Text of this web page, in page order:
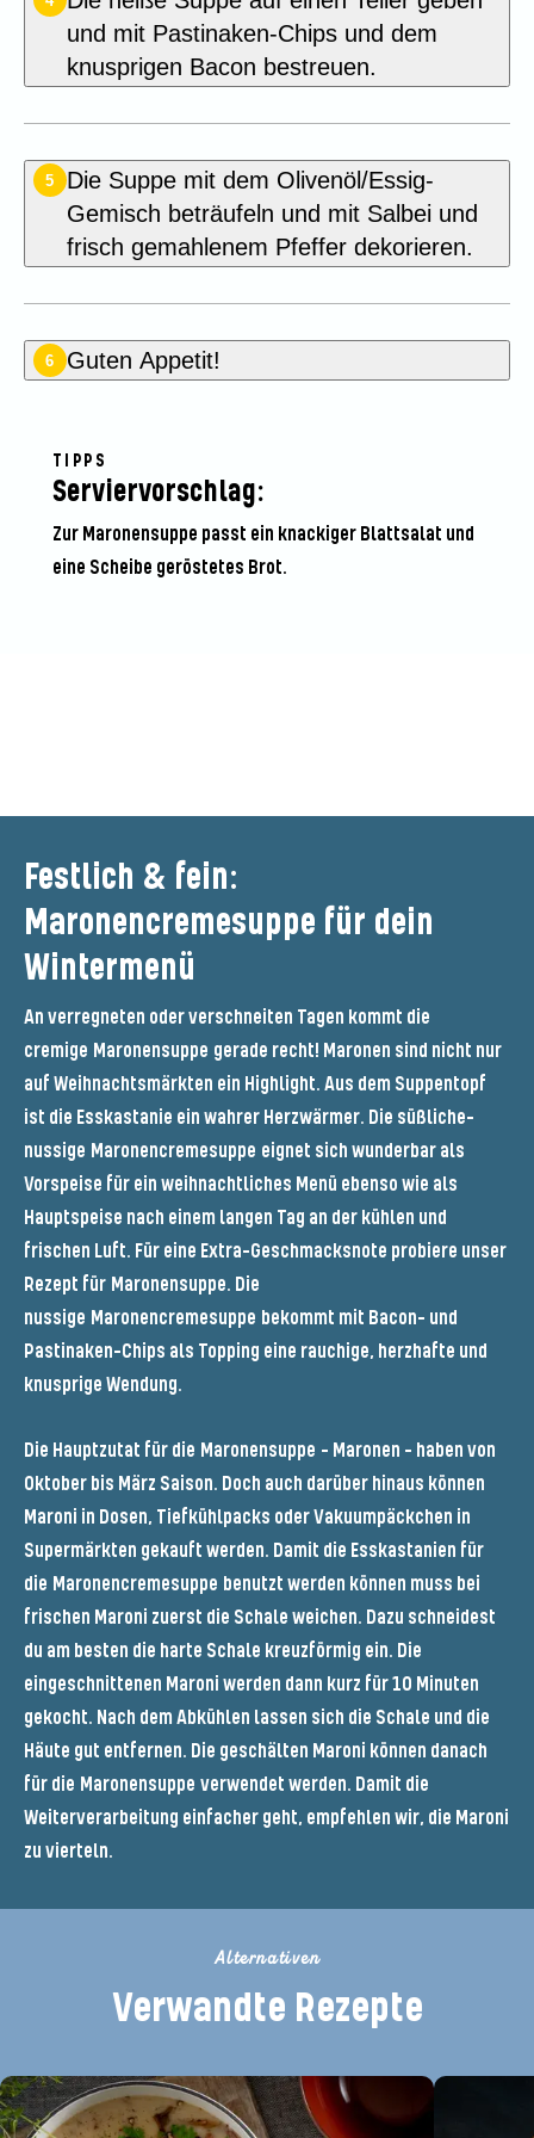
und mit Pastinaken-Chips und dem
knusprigen Bacon bestreuen.
5
Die Suppe mit dem Olivenöl/Essig-
Gemisch beträufeln und mit Salbei und
frisch gemahlenem Pfeffer dekorieren.
6 Guten Appetit!
TIPPS
Serviervorschlag:
Zur Maronensuppe passt ein knackiger Blattsalat und
eine Scheibe geröstetes Brot.
Festlich & fein:
Maronencremesuppe für dein
Wintermenü
An verregneten oder verschneiten Tagen kommt die
cremige Maronensuppe gerade recht! Maronen sind nicht nur
auf Weihnachtsmärkten ein Highlight. Aus dem Suppentopf
ist die Esskastanie ein wahrer Herzwärmer. Die süßliche-
nussige Maronencremesuppe eignet sich wunderbar als
Vorspeise für ein weihnachtliches Menü ebenso wie als
Hauptspeise nach einem langen Tag an der kühlen und
frischen Luft. Für eine Extra-Geschmacksnote probiere unser
Rezept für Maronensuppe. Die
nussige Maronencremesuppe bekommt mit Bacon- und
Pastinaken-Chips als Topping eine rauchige, herzhafte und
knusprige Wendung.
Die Hauptzutat für die Maronensuppe – Maronen – haben von
Oktober bis März Saison. Doch auch darüber hinaus können
Maroni in Dosen, Tiefkühlpacks oder Vakuumpäckchen in
Supermärkten gekauft werden. Damit die Esskastanien für
die Maronencremesuppe benutzt werden können muss bei
frischen Maroni zuerst die Schale weichen. Dazu schneidest
du am besten die harte Schale kreuzförmig ein. Die
eingeschnittenen Maroni werden dann kurz für 10 Minuten
gekocht. Nach dem Abkühlen lassen sich die Schale und die
Häute gut entfernen. Die geschälten Maroni können danach
für die Maronensuppe verwendet werden. Damit die
Weiterverarbeitung einfacher geht, empfehlen wir, die Maroni
zu vierteln.
Alternativen
Verwandte Rezepte